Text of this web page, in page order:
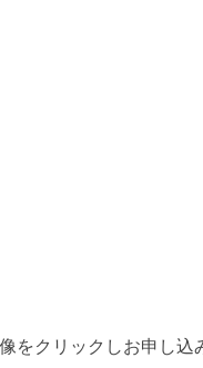
をクリックしお申し込